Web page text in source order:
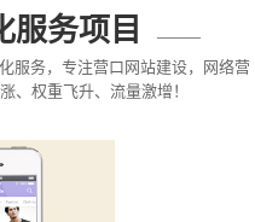
服务项目
服务，专注营口网站建设，网络营
、权重飞升、流量激增！